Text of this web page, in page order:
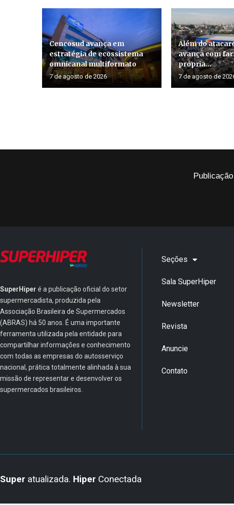
Cencosud avança em
estratégia de ecossistema
omnicanal multiformato
7 de agosto de 2026
Além do
avança com
própria...
7 de agosto de
SuperHiper é a publicação oficial do setor
supermercadista, produzida pela
Associação Brasileira de Supermercados
(ABRAS) há 50 anos. É uma importante
ferramenta utilizada pela entidade para
compartilhar informações e conhecimento
com todas as empresas do autosserviço
nacional, prática totalmente alinhada à sua
missão de representar e desenvolver os
supermercados brasileiros.
Seções
Sala SuperHiper
Newsletter
Revista
Anuncie
Contato
Super atualizada. Hiper Conectada